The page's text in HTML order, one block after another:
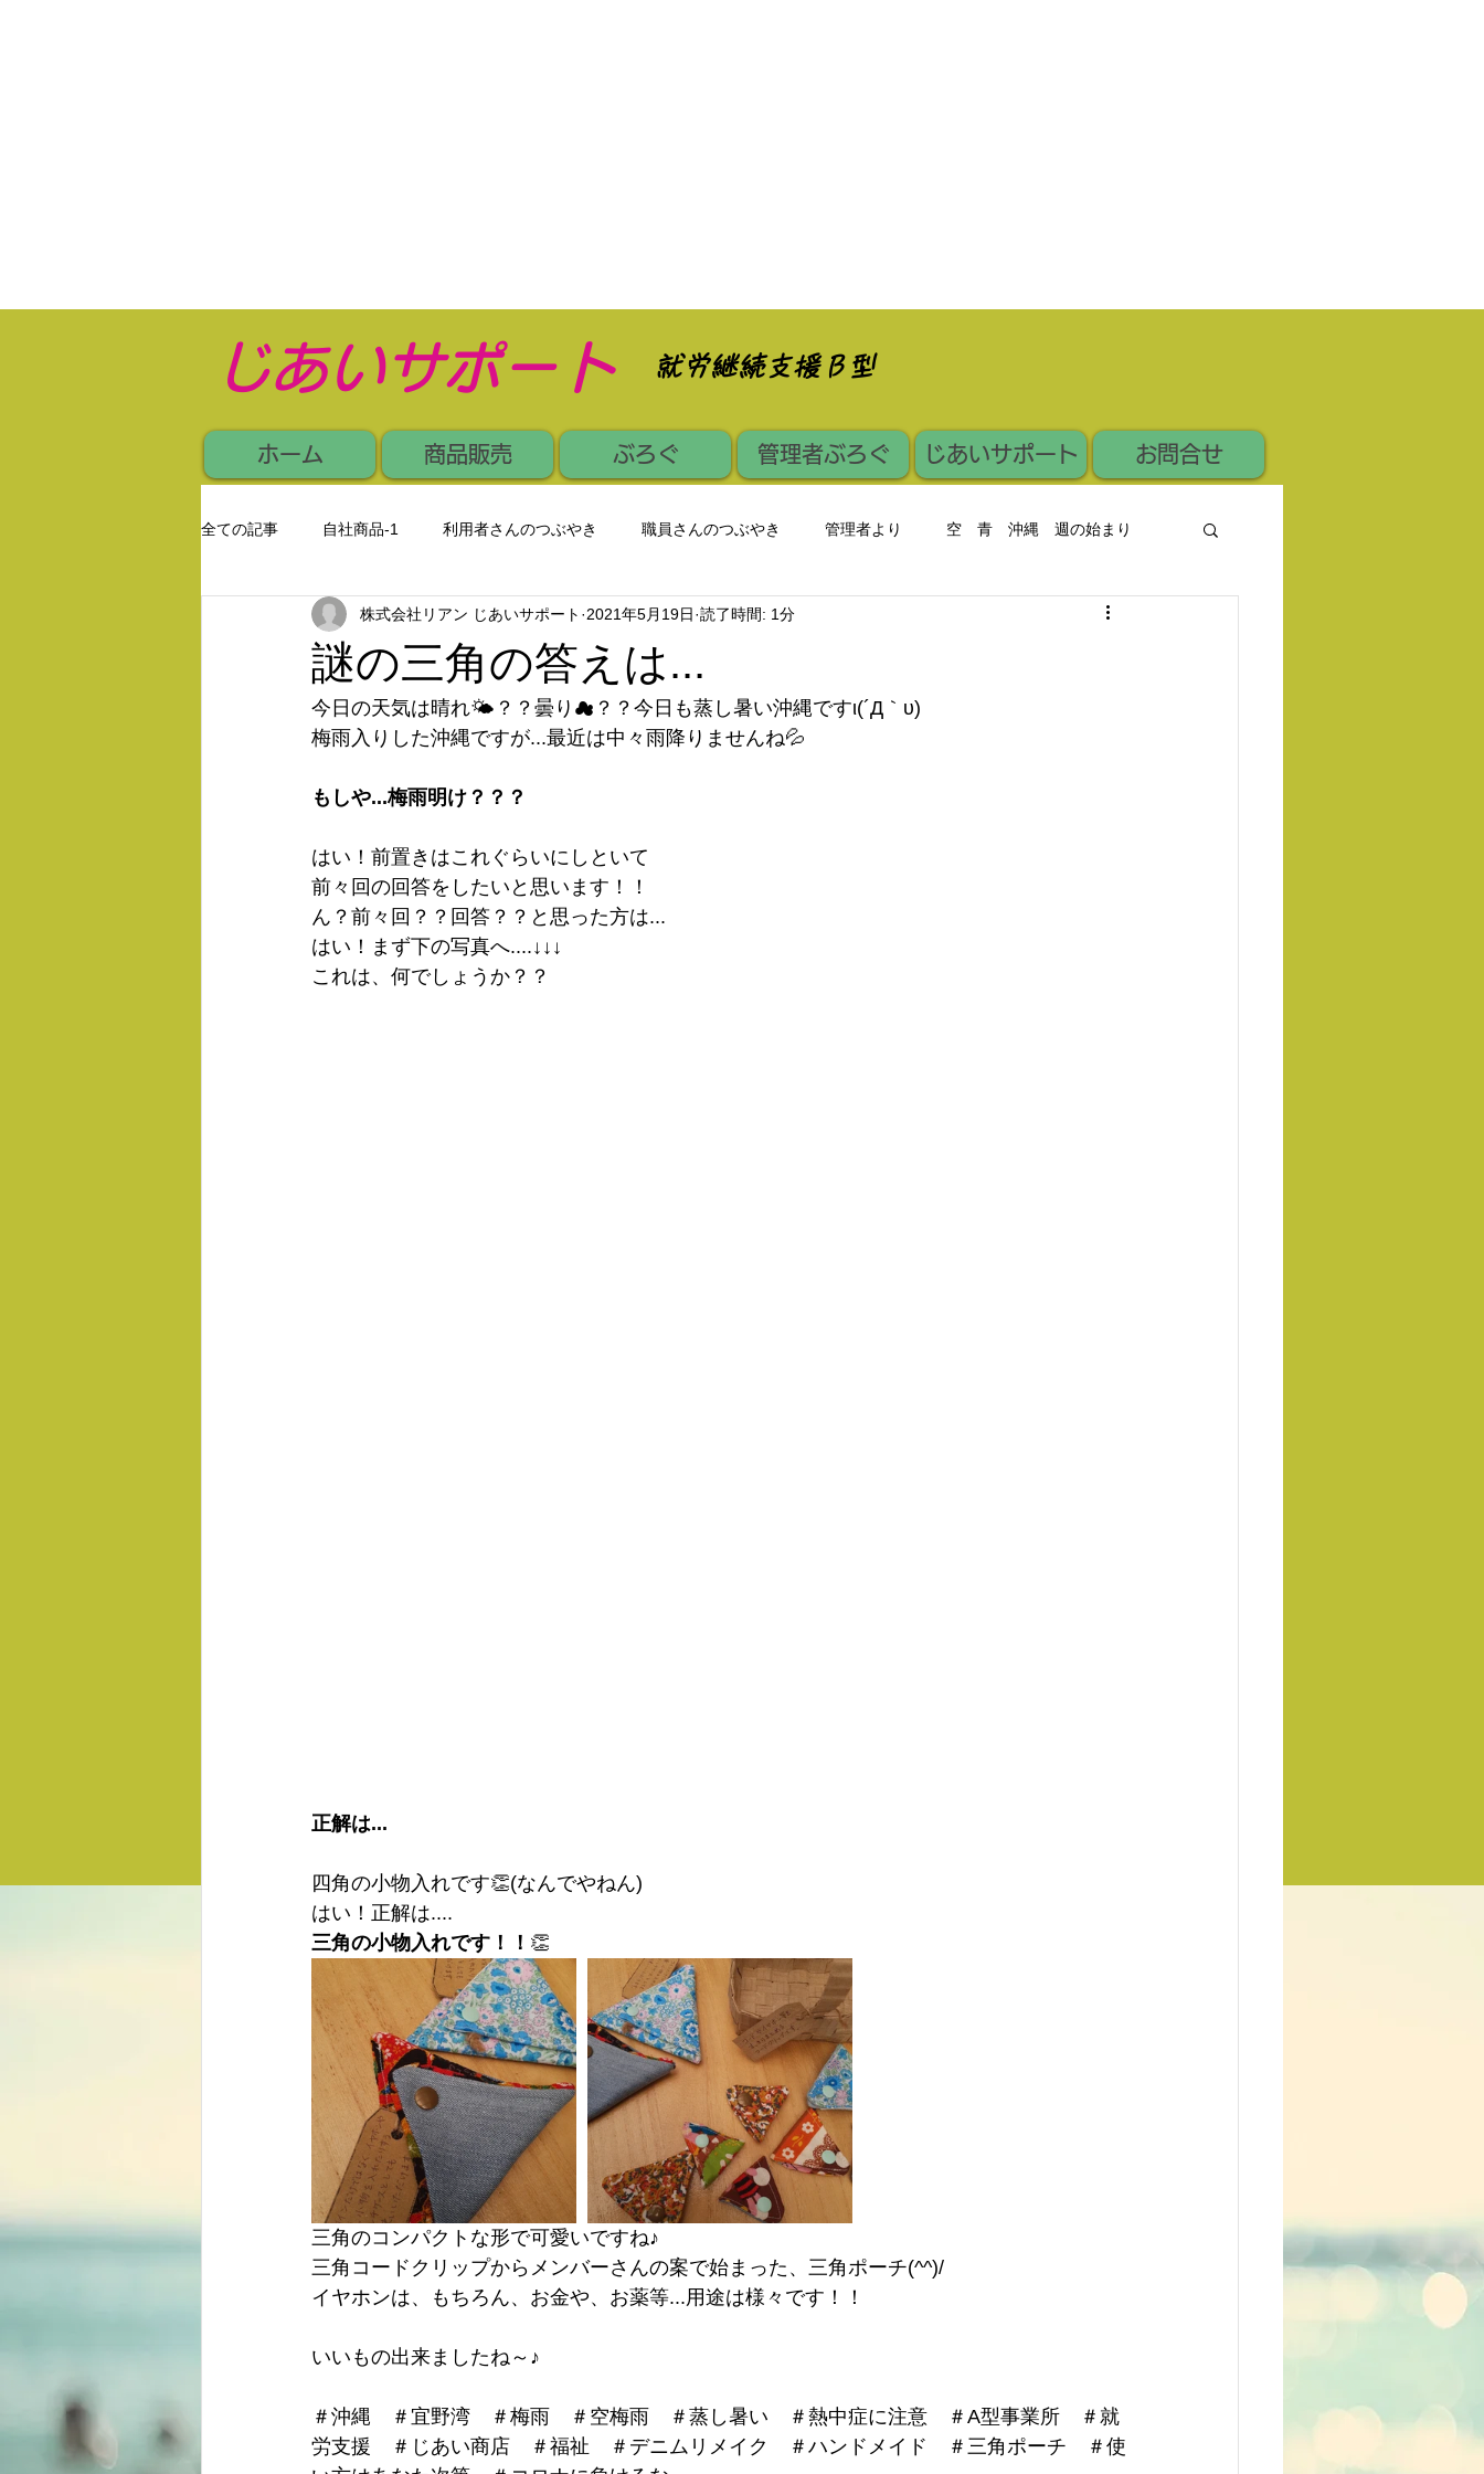
​じあいサポート ​就労継続支援Ｂ型
ホーム 商品販売 ぶろぐ 管理者ぶろぐ じあいサポート お問合せ
全ての記事 自社商品-1 利用者さんのつぶやき 職員さんのつぶやき 管理者より 空 青 沖縄 週の始まり
レース編み
謎の三角の答えは...
株式会社リアン じあいサポート 2021年5月19日 読了時間: 1分
今日の天気は晴れ🌤？？曇り☁？？今日も蒸し暑い沖縄ですι(´Д｀υ)
梅雨入りした沖縄ですが...最近は中々雨降りませんね💦
もしや...梅雨明け？？？
はい！前置きはこれぐらいにしといて
前々回の回答をしたいと思います！！
ん？前々回？？回答？？と思った方は...
はい！まず下の写真へ....↓↓↓
これは、何でしょうか？？
正解は...
四角の小物入れです👏(なんでやねん)
はい！正解は....
三角の小物入れです！！ 👏
三角のコンパクトな形で可愛いですね♪
三角コードクリップからメンバーさんの案で始まった、三角ポーチ(^^)/
イヤホンは、もちろん、お金や、お薬等...用途は様々です！！
いいもの出来ましたね～♪
＃沖縄　＃宜野湾　＃梅雨　＃空梅雨　＃蒸し暑い　＃熱中症に注意　＃A型事業所　＃就
労支援　＃じあい商店　＃福祉　＃デニムリメイク　＃ハンドメイド　＃三角ポーチ　＃使